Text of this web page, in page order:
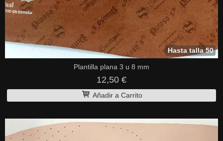
Hasta talla 50
Plantilla plana 3 u 8 mm
12,50 €
Añadir a Carrito